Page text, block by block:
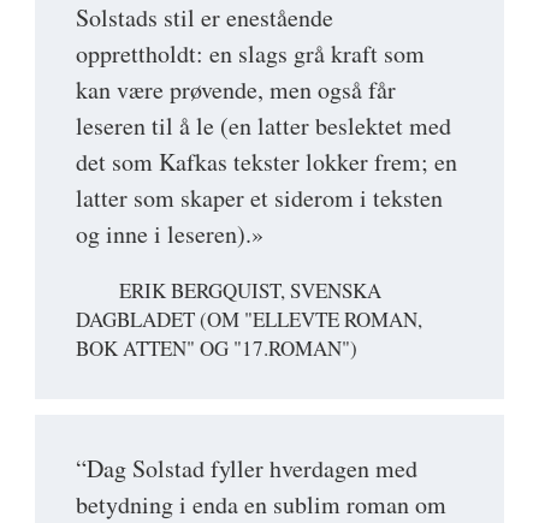
Solstads stil er enestående
opprettholdt: en slags grå kraft som
kan være prøvende, men også får
leseren til å le (en latter beslektet med
det som Kafkas tekster lokker frem; en
latter som skaper et siderom i teksten
og inne i leseren).»
ERIK BERGQUIST, SVENSKA
DAGBLADET (OM "ELLEVTE ROMAN,
BOK ATTEN" OG "17.ROMAN")
“Dag Solstad fyller hverdagen med
betydning i enda en sublim roman om